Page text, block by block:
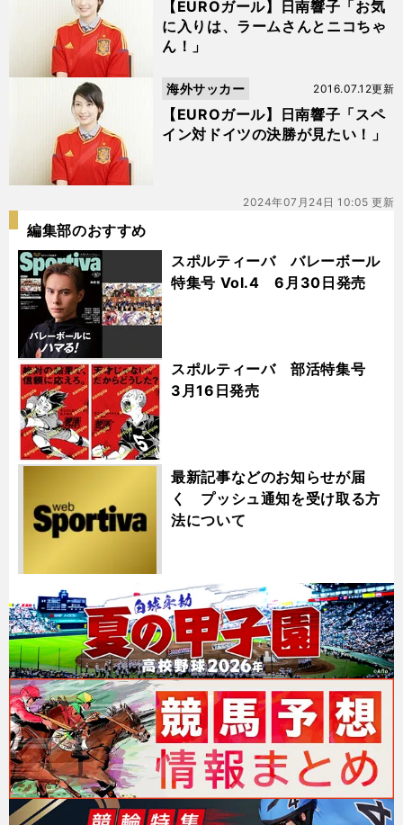
【EUROガール】日南響子「お気
に入りは、ラームさんとニコちゃ
ん！」
【EUROガール】日南響子「スペ
イン対ドイツの決勝が見たい！」
2016.07.12更新
海外サッカー
2024年07月24日 10:05 更新
編集部のおすすめ
スポルティーバ バレーボール
特集号 Vol.4 6月30日発売
スポルティーバ 部活特集号
3月16日発売
最新記事などのお知らせが届
く プッシュ通知を受け取る方
法について